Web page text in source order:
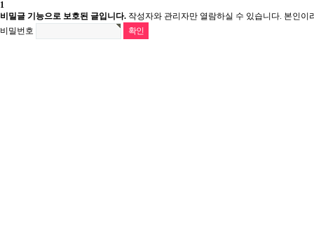
1
비밀글 기능으로 보호된 글입니다. 작성자와 관리자만 열람하실 수 있습니다. 본인이
비밀번호